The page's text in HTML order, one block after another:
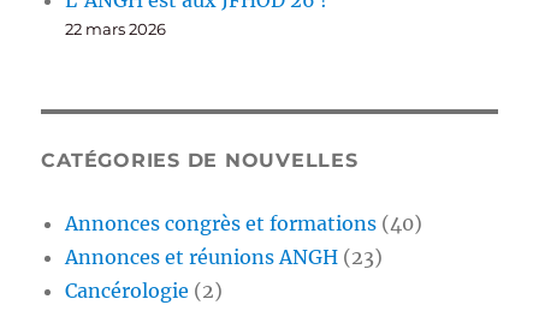
22 mars 2026
CATÉGORIES DE NOUVELLES
Annonces congrès et formations (40)
Annonces et réunions ANGH (23)
Cancérologie (2)